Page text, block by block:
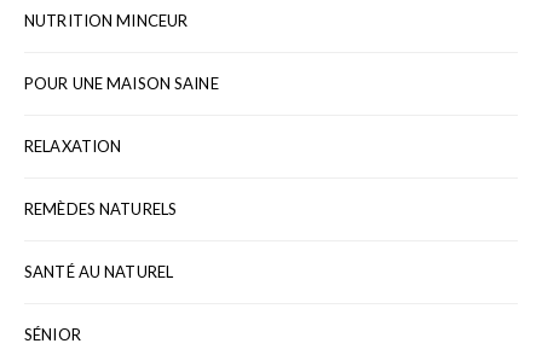
NUTRITION MINCEUR
POUR UNE MAISON SAINE
RELAXATION
REMÈDES NATURELS
SANTÉ AU NATUREL
SÉNIOR